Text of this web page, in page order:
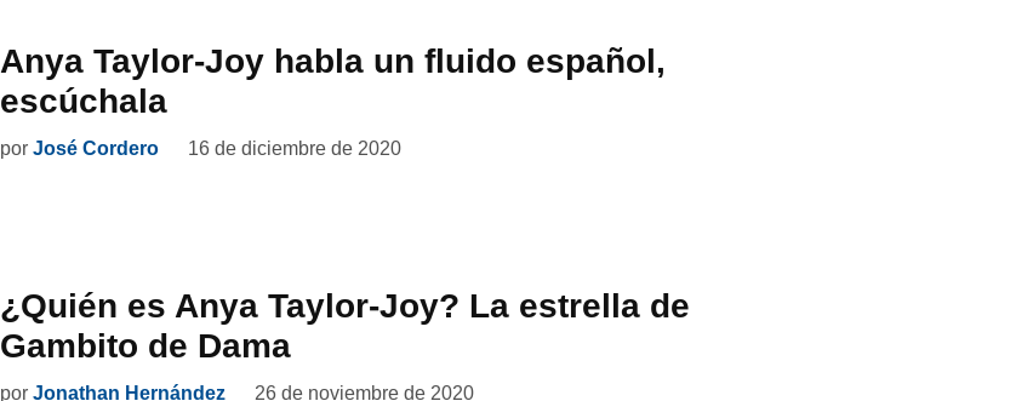
Anya Taylor-Joy habla un fluido español,
escúchala
por José Cordero 16 de diciembre de 2020
¿Quién es Anya Taylor-Joy? La estrella de
Gambito de Dama
por Jonathan Hernández 26 de noviembre de 2020